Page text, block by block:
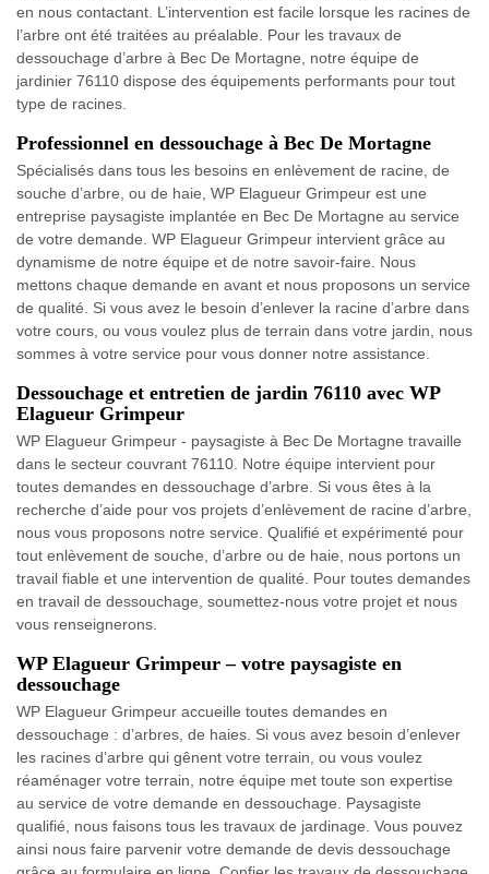
en nous contactant. L’intervention est facile lorsque les racines de
l’arbre ont été traitées au préalable. Pour les travaux de
dessouchage d’arbre à Bec De Mortagne, notre équipe de
jardinier 76110 dispose des équipements performants pour tout
type de racines.
Professionnel en dessouchage à Bec De Mortagne
Spécialisés dans tous les besoins en enlèvement de racine, de
souche d’arbre, ou de haie, WP Elagueur Grimpeur est une
entreprise paysagiste implantée en Bec De Mortagne au service
de votre demande. WP Elagueur Grimpeur intervient grâce au
dynamisme de notre équipe et de notre savoir-faire. Nous
mettons chaque demande en avant et nous proposons un service
de qualité. Si vous avez le besoin d’enlever la racine d’arbre dans
votre cours, ou vous voulez plus de terrain dans votre jardin, nous
sommes à votre service pour vous donner notre assistance.
Dessouchage et entretien de jardin 76110 avec WP
Elagueur Grimpeur
WP Elagueur Grimpeur - paysagiste à Bec De Mortagne travaille
dans le secteur couvrant 76110. Notre équipe intervient pour
toutes demandes en dessouchage d’arbre. Si vous êtes à la
recherche d’aide pour vos projets d’enlèvement de racine d’arbre,
nous vous proposons notre service. Qualifié et expérimenté pour
tout enlèvement de souche, d’arbre ou de haie, nous portons un
travail fiable et une intervention de qualité. Pour toutes demandes
en travail de dessouchage, soumettez-nous votre projet et nous
vous renseignerons.
WP Elagueur Grimpeur – votre paysagiste en
dessouchage
WP Elagueur Grimpeur accueille toutes demandes en
dessouchage : d’arbres, de haies. Si vous avez besoin d’enlever
les racines d’arbre qui gênent votre terrain, ou vous voulez
réaménager votre terrain, notre équipe met toute son expertise
au service de votre demande en dessouchage. Paysagiste
qualifié, nous faisons tous les travaux de jardinage. Vous pouvez
ainsi nous faire parvenir votre demande de devis dessouchage